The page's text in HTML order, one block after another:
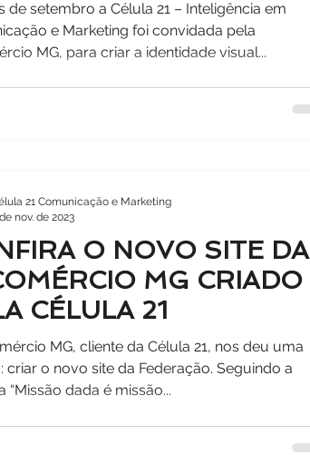
de setembro a Célula 21 – Inteligência em
e Marketing foi convidada pela
MG, para criar a identidade visual...
O NOVO SITE DA
MG CRIADO
CÉLULA 21
MG, cliente da Célula 21, nos deu uma
criar o novo site da Federação. Seguindo a
“Missão dada é missão...
21 Comunicação e Marketing
nov. de 2023